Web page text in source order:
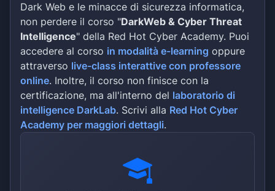
Dark Web e le minacce di sicurezza informatica,
non perdere il corso "DarkWeb & Cyber Threat
Intelligence" della Red Hot Cyber Academy. Puoi
accedere al corso in modalità e-learning oppure
attraverso live-class interattive con professore
online. Inoltre, il corso non finisce con la
certificazione, ma all'interno del laboratorio di
intelligence DarkLab. Scrivi alla Red Hot Cyber
Academy per maggiori dettagli.